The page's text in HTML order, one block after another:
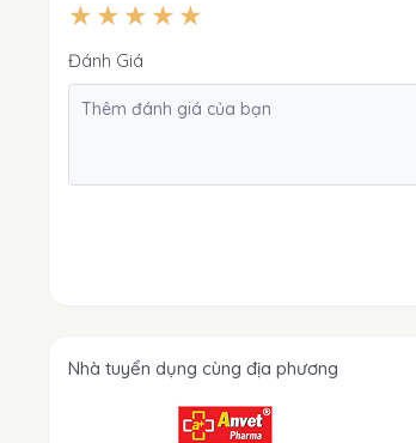
Đánh Giá
Nhà tuyển dụng cùng địa phương